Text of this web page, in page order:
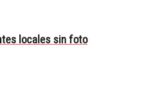
locales sin foto